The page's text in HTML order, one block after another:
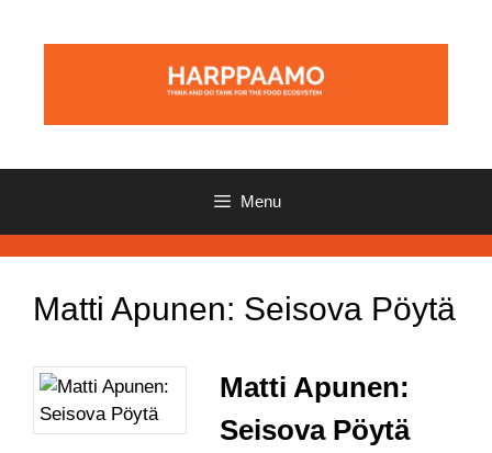
Menu
Matti Apunen: Seisova Pöytä
Matti Apunen:
Seisova Pöytä